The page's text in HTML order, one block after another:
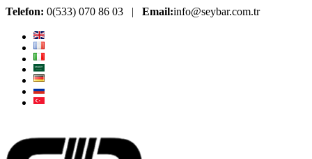
Telefon: 0(533) 070 86 03 | Email:info@seybar.com.tr